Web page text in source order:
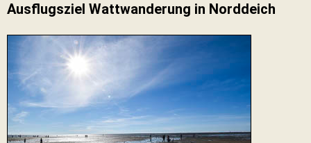
Ausflugsziel Wattwanderung in Norddeich